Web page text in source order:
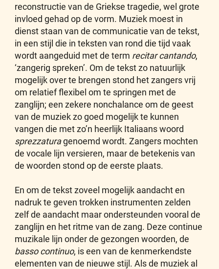
reconstructie van de Griekse tragedie, wel grote
invloed gehad op de vorm. Muziek moest in
dienst staan van de communicatie van de tekst,
in een stijl die in teksten van rond die tijd vaak
wordt aangeduid met de term recitar cantando,
‘zangerig spreken’. Om de tekst zo natuurlijk
mogelijk over te brengen stond het zangers vrij
om relatief flexibel om te springen met de
zanglijn; een zekere nonchalance om de geest
van de muziek zo goed mogelijk te kunnen
vangen die met zo’n heerlijk Italiaans woord
sprezzaturagenoemd wordt. Zangers mochten
de vocale lijn versieren, maar de betekenis van
de woorden stond op de eerste plaats.
En om de tekst zoveel mogelijk aandacht en
nadruk te geven trokken instrumenten zelden
zelf de aandacht maar ondersteunden vooral de
zanglijn en het ritme van de zang. Deze continue
muzikale lijn onder de gezongen woorden, de
basso continuo, is een van de kenmerkendste
elementen van de nieuwe stijl. Als de muziek al